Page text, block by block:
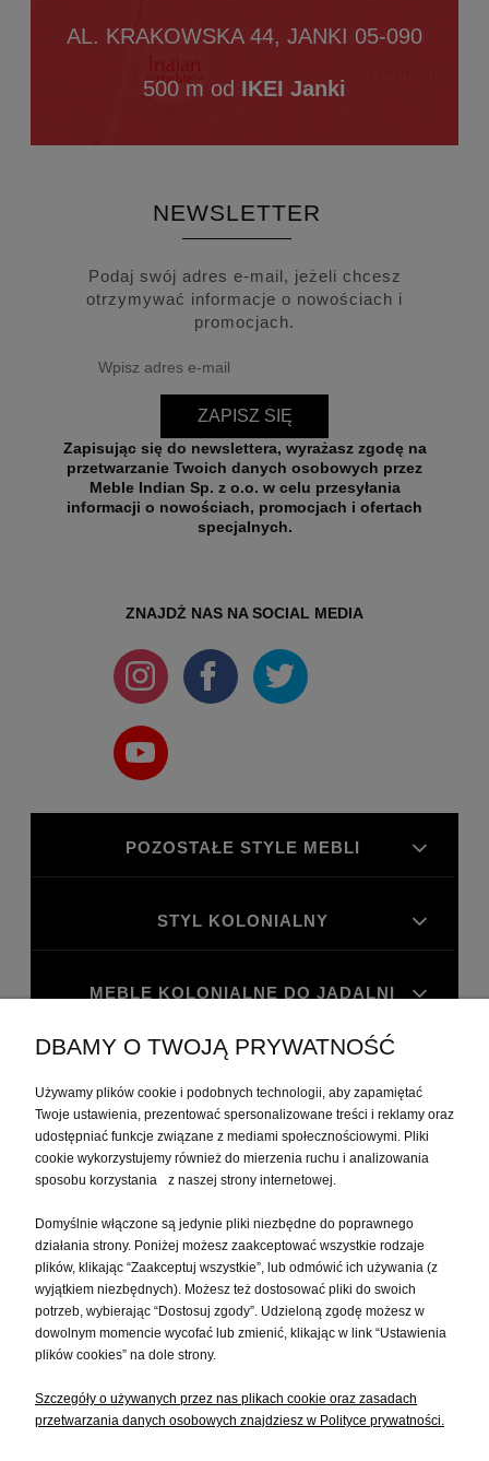
AL. KRAKOWSKA 44, JANKI 05-090
500 m od IKEI Janki
NEWSLETTER
Podaj swój adres e-mail, jeżeli chcesz
otrzymywać informacje o nowościach i
promocjach.
ZAPISZ SIĘ
Zapisując się do newslettera, wyrażasz zgodę na
przetwarzanie Twoich danych osobowych przez
Meble Indian Sp. z o.o. w celu przesyłania
informacji o nowościach, promocjach i ofertach
specjalnych.
ZNAJDŻ NAS NA SOCIAL MEDIA
POZOSTAŁE STYLE MEBLI
STYL KOLONIALNY
MEBLE KOLONIALNE DO JADALNI
MEBLE KOLONIALNE DO GABINETU
MOJE KONTO
INFORMACJE
O NAS
DBAMY O TWOJĄ PRYWATNOŚĆ
Używamy plików cookie i podobnych technologii, aby zapamiętać
Twoje ustawienia, prezentować spersonalizowane treści i reklamy oraz
udostępniać funkcje związane z mediami społecznościowymi. Pliki
cookie wykorzystujemy również do mierzenia ruchu i analizowania
sposobu korzystania z naszej strony internetowej.
Domyślnie włączone są jedynie pliki niezbędne do poprawnego
działania strony. Poniżej możesz zaakceptować wszystkie rodzaje
plików, klikając “Zaakceptuj wszystkie”, lub odmówić ich używania (z
wyjątkiem niezbędnych). Możesz też dostosować pliki do swoich
potrzeb, wybierając “Dostosuj zgody”. Udzieloną zgodę możesz w
dowolnym momencie wycofać lub zmienić, klikając w link “Ustawienia
plików cookies” na dole strony.
Szczegóły o używanych przez nas plikach cookie oraz zasadach
przetwarzania danych osobowych znajdziesz w Polityce prywatności.